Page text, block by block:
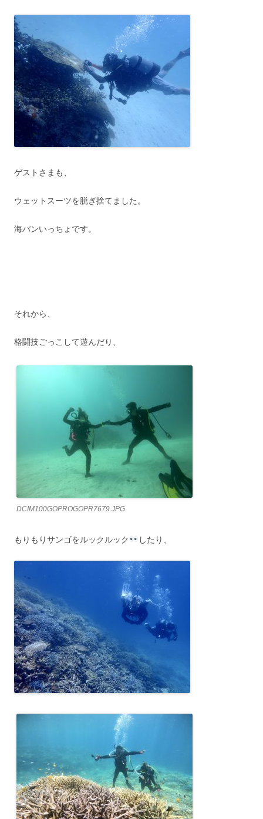
ゲストさまも、
ウェットスーツを脱ぎ捨てました。
海パンいっちょです。
それから、
格闘技ごっこして遊んだり、
DCIM100GOPROGOPR7679.JPG
もりもりサンゴをルックルック したり、